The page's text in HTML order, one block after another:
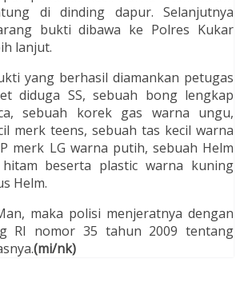
di dinding dapur. Selanjutnya
bukti dibawa ke Polres Kukar
lanjut.
yang berhasil diamankan petugas
diduga SS, sebuah bong lengkap
sebuah korek gas warna ungu,
merk teens, sebuah tas kecil warna
merk LG warna putih, sebuah Helm
beserta plastic warna kuning
Helm.
maka polisi menjeratnya dengan
RI nomor 35 tahun 2009 tentang
(mi/nk)